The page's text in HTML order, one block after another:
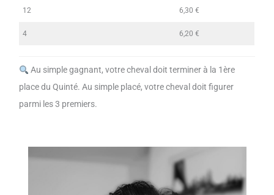
12 6,30 €
4 6,20 €
Au simple gagnant, votre cheval doit terminer à la 1ère
place du Quinté. Au simple placé, votre cheval doit figurer
parmi les 3 premiers.